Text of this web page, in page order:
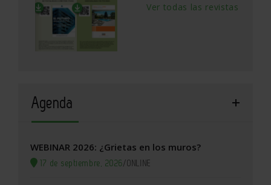
Ver todas las revistas
Agenda
WEBINAR 2026: ¿Grietas en los muros?
17 de septiembre, 2026/ONLINE